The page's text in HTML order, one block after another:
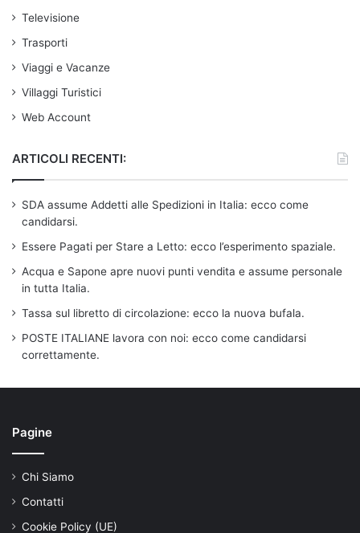
Televisione
Trasporti
Viaggi e Vacanze
Villaggi Turistici
Web Account
ARTICOLI RECENTI:
SDA assume Addetti alle Spedizioni in Italia: ecco come
candidarsi.
Essere Pagati per Stare a Letto: ecco l’esperimento spaziale.
Acqua e Sapone apre nuovi punti vendita e assume personale
in tutta Italia.
Tassa sul libretto di circolazione: ecco la nuova bufala.
POSTE ITALIANE lavora con noi: ecco come candidarsi
correttamente.
Pagine
Chi Siamo
Contatti
Cookie Policy (UE)